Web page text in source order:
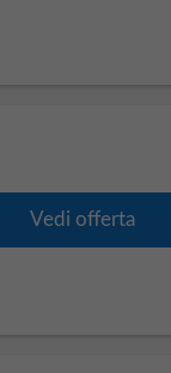
Vedi offerta